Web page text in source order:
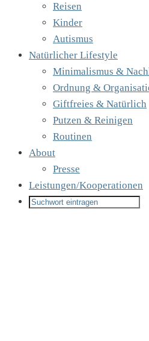
Reisen
Kinder
Autismus
Natürlicher Lifestyle
Minimalismus &
Ordnung &
Giftfreies & Natürlich
Putzen & Reinigen
Routinen
About
Presse
Leistungen/Kooperationen